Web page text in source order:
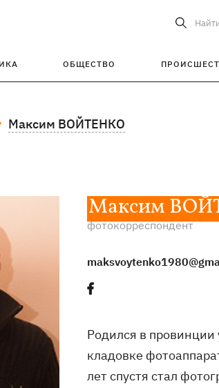
ОБЩЕСТВО
Максим ВОЙТЕНКО
Максим
фотокорреспондент
Родился в
кладовке
лет спустя стал